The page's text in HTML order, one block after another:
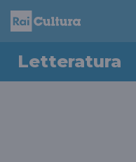
Letteratura